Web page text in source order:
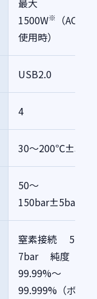
最大
1500W※
（
使用時）
USB2.0
4
30～200℃±3℃
50～
150bar±5bar
窒素接続 5～
7bar純度
99.99%～
99.999%（ボンベ